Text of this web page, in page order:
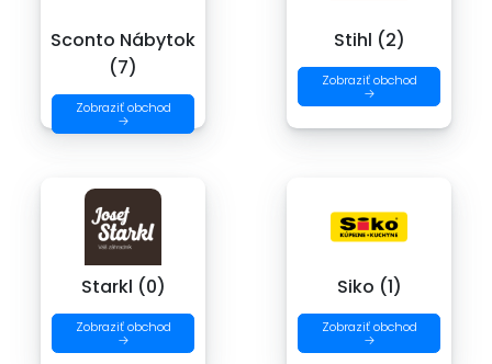
Sconto Nábytok
(7)
Zobraziť obchod
→
Stihl (2)
Zobraziť obchod
→
Starkl (0)
Zobraziť obchod
→
Siko (1)
Zobraziť obchod
→